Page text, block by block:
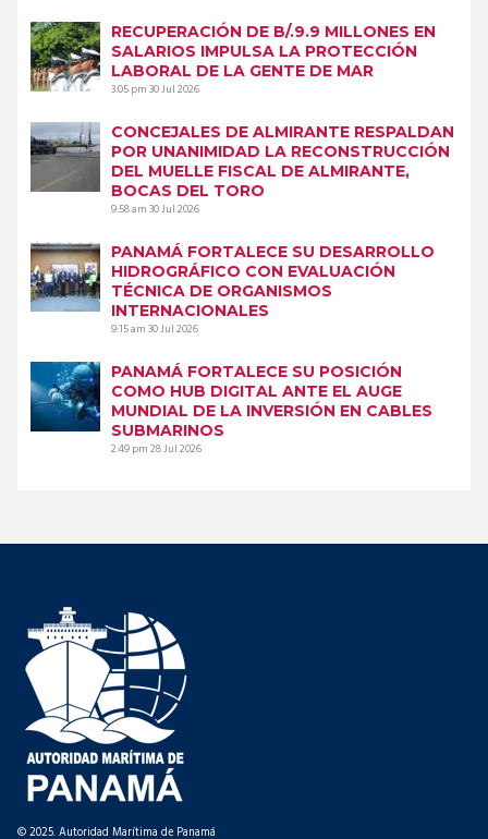
RECUPERACIÓN DE B/.9.9 MILLONES EN
SALARIOS IMPULSA LA PROTECCIÓN
LABORAL DE LA GENTE DE MAR
3:05 pm30 Jul 2026
CONCEJALES DE ALMIRANTE RESPALDAN
POR UNANIMIDAD LA RECONSTRUCCIÓN
DEL MUELLE FISCAL DE ALMIRANTE,
BOCAS DEL TORO
9:58 am30 Jul 2026
PANAMÁ FORTALECE SU DESARROLLO
HIDROGRÁFICO CON EVALUACIÓN
TÉCNICA DE ORGANISMOS
INTERNACIONALES
9:15 am30 Jul 2026
PANAMÁ FORTALECE SU POSICIÓN
COMO HUB DIGITAL ANTE EL AUGE
MUNDIAL DE LA INVERSIÓN EN CABLES
SUBMARINOS
2:49 pm28 Jul 2026
© 2025. Autoridad Marítima de Panamá